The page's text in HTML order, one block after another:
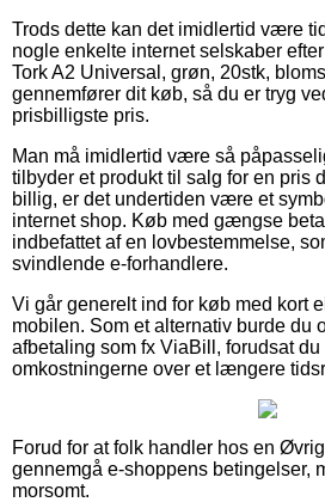
Trods dette kan det imidlertid være
nogle enkelte internet selskaber
Tork A2 Universal, grøn, 20stk,
gennemfører dit køb, så du er tryg
prisbilligste pris.
Man må imidlertid være så
tilbyder et produkt til salg for en pris
billig, er det undertiden være et
internet shop. Køb med gængse
indbefattet af en lovbestemmelse,
svindlende e-forhandlere.
Vi går generelt ind for køb med kort
mobilen. Som et alternativ burde du
afbetaling som fx ViaBill, forudsat
omkostningerne over et længere
Forud for at folk handler hos en
gennemgå e-shoppens betingelser,
morsomt.